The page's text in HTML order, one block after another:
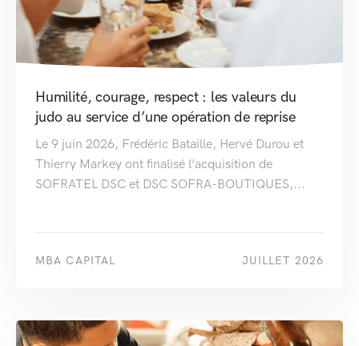
Humilité, courage, respect : les valeurs du
judo au service d’une opération de reprise
Le 9 juin 2026, Frédéric Bataille, Hervé Durou et
Thierry Markey ont finalisé l’acquisition de
SOFRATEL DSC et DSC SOFRA-BOUTIQUES,...
MBA CAPITAL JUILLET 2026